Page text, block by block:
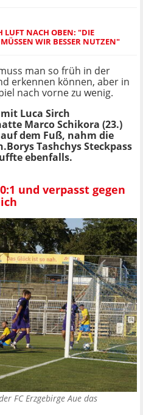
LUFT NACH OBEN: "DIE
WIR BESSER NUTZEN"
man so früh in der
erkennen können, aber in
nach vorne zu wenig.
Luca Sirch
Marco Schikora (23.)
dem Fuß, nahm die
Tashchys Steckpass
ebenfalls.
und verpasst gegen
FC Erzgebirge Aue das